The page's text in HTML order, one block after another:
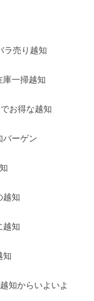
ラ売り越知
庫一掃越知
お得な越知
バーゲン
越知
越知
知
越知からいよいよ